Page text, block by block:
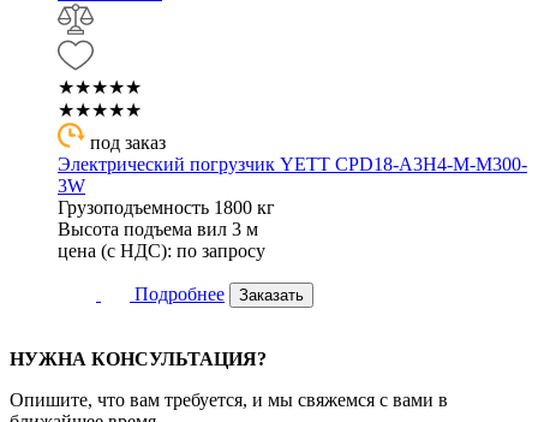
★★★★★
★★★★★
под заказ
Электрический погрузчик YETT CPD18-A3H4-M-M300-
3W
Грузоподъемность 1800 кг
Высота подъема вил 3 м
цена (с НДС): по запросу
Подробнее Заказать
НУЖНА КОНСУЛЬТАЦИЯ?
Опишите, что вам требуется, и мы свяжемся с вами в